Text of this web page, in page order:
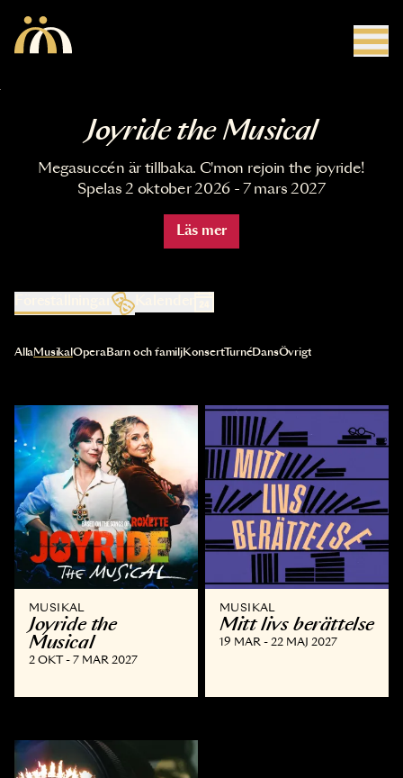
Joyride the Musical
Megasuccén är tillbaka. C'mon rejoin the joyride!
Spelas 2 oktober 2026 - 7 mars 2027
Läs mer
Kalender
Val av kategori uppdaterar innehållet automatiskt
AllaMusikal OperaBarn och familjKonsertTurnéDansÖvrigt
MUSIKAL
Joyride the
Musical
2 OKT - 7 MAR 2027
MUSIKAL
Mitt livs berättelse
19 MAR - 22 MAJ 2027